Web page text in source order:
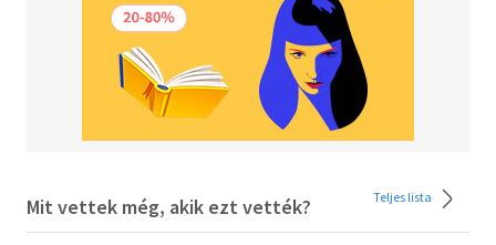
Mit vettek még, akik ezt vették? Teljes lista